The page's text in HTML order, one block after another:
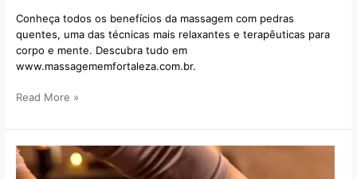
Conheça todos os benefícios da massagem com pedras
quentes, uma das técnicas mais relaxantes e terapêuticas para
corpo e mente. Descubra tudo em
www.massagememfortaleza.com.br.
Read More »
A
Melhor